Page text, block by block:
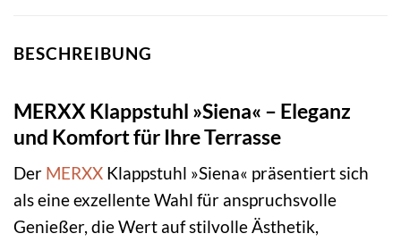
BESCHREIBUNG
MERXX Klappstuhl »Siena« – Eleganz
und Komfort für Ihre Terrasse
Der MERXX Klappstuhl »Siena« präsentiert sich
als eine exzellente Wahl für anspruchsvolle
Genießer, die Wert auf stilvolle Ästhetik,